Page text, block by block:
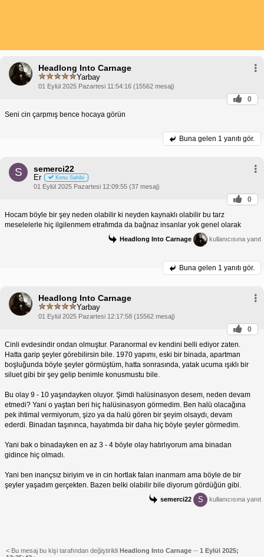
Headlong Into Carnage
Yarbay
01 Eylül 2025 Pazartesi 11:54:16 (15562 mesaj)
0
Seni cin çarpmış bence hocaya görün
Buna gelen 1 yanıtı gör.
S semerci22
Er Konu Sahibi
01 Eylül 2025 Pazartesi 12:09:55 (37 mesaj)
0
Hocam böyle bir şey neden olabilir ki neyden kaynaklı olabilir bu tarz
meselelerle hiç ilgilenmem etrafımda da bağnaz insanlar yok genel olarak
Headlong Into Carnage kullanıcısına yanıt
Buna gelen 1 yanıtı gör.
Headlong Into Carnage
Yarbay
01 Eylül 2025 Pazartesi 12:17:58 (15562 mesaj)
0
Cinli evdesindir ondan olmuştur. Paranormal ev kendini belli ediyor zaten.
Hatta garip şeyler görebilirsin bile. 1970 yapımı, eski bir binada, apartman
boşluğunda böyle şeyler görmüştüm, hatta sonrasında, yatak ucuma ışıklı bir
siluet gibi bir şey gelip benimle konusmustu bile.
Bu olay 9 - 10 yaşındayken oluyor. Şimdi halüsinasyon desem, neden devam
etmedi? Yani o yaştan beri hiç halüsinasyon görmedim. Ben halü olacağına
pek ihtimal vermiyorum, şizo ya da halü gören bir şeyim olsaydı, devam
ederdi. Binadan taşınınca, hayatımda bir daha hiç böyle şeyler görmedim.
Yani bak o binadayken en az 3 - 4 böyle olay hatırlıyorum ama binadan
gidince hiç olmadı.
Yani ben inançsız biriyim ve in cin hortlak falan inanmam ama böyle de bir
şeyler yaşadım gerçekten. Bazen belki olabilir bile diyorum gördüğün gibi.
semerci22 S kullanıcısına yanıt
< Bu mesaj bu kişi tarafından değiştirildi Headlong Into Carnage -- 1 Eylül 2025;